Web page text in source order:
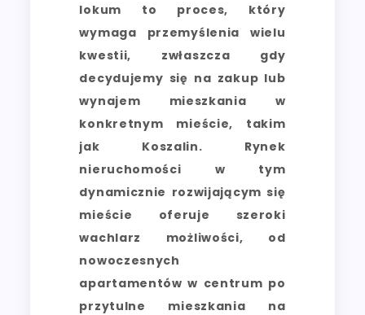
lokum to proces, który
wymaga przemyślenia wielu
kwestii, zwłaszcza gdy
decydujemy się na zakup lub
wynajem mieszkania w
konkretnym mieście, takim
jak Koszalin. Rynek
nieruchomości w tym
dynamicznie rozwijającym się
mieście oferuje szeroki
wachlarz możliwości, od
nowoczesnych
apartamentów w centrum po
przytulne mieszkania na